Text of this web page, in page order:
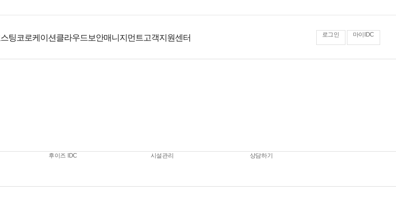
팅코로케이션클라우드 보안매니지먼트 고객지원센터 로그인 마이IDC
후이즈 IDC 시설관리 상담하기